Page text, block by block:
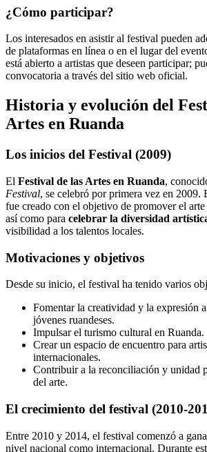
¿Cómo participar?
Los interesados en asistir al festival pueden
de plataformas en línea o en el lugar del
está abierto a artistas que deseen participar;
convocatoria a través del sitio web oficial.
Historia y evolución del
Artes en Ruanda
Los inicios del Festival (2009)
El Festival de las Artes en Ruanda,
Festival, se celebró por primera vez en 2009.
fue creado con el objetivo de promover el
así como para celebrar la diversidad
visibilidad a los talentos locales.
Motivaciones y objetivos
Desde su inicio, el festival ha tenido varios
Fomentar la creatividad y la expresión
jóvenes ruandeses.
Impulsar el turismo cultural en Ruanda.
Crear un espacio de encuentro para
internacionales.
Contribuir a la reconciliación y unidad
del arte.
El crecimiento del festival (2010-
Entre 2010 y 2014, el festival comenzó a
nivel nacional como internacional. Durante